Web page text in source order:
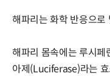
해파리는 화학 반응으로
해파리 몸속에는 루시
아제(Luciferase)라는